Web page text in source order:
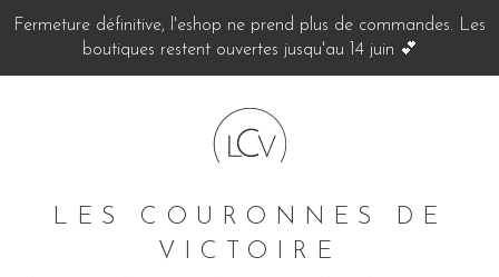
Fermeture définitive, l'eshop ne prend plus de commandes. Les
boutiques restent ouvertes jusqu'au 14 juin 💕
LES COURONNES DE
VICTOIRE